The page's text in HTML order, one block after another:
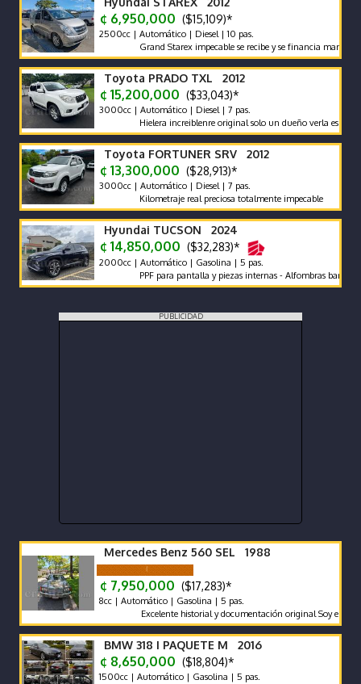
¢ 6,950,000 ($15,109)*
2500cc | Automático | Diesel | 10 pas.
Grand Starex impecable se recibe y se financia
Toyota PRADO TXL 2012
¢ 15,200,000 ($33,043)*
3000cc | Automático | Diesel | 7 pas.
Hielera increiblenre original solo un dueño verla es comprarla
Toyota FORTUNER SRV 2012
¢ 13,300,000 ($28,913)*
3000cc | Automático | Diesel | 7 pas.
Kilometraje real preciosa totalmente impecable
Hyundai TUCSON 2024
¢ 14,850,000 ($32,283)*
2000cc | Automático | Gasolina | 5 pas.
PPF para pantalla y piezas internas - Alfombras bandeja -
PUBLICIDAD
Mercedes Benz 560 SEL 1988
¢ 7,950,000 ($17,283)*
8cc | Automático | Gasolina | 5 pas.
Excelente historial y documentación original Soy el segundo
BMW 318 I PAQUETE M 2016
¢ 8,650,000 ($18,804)*
1500cc | Automático | Gasolina | 5 pas.